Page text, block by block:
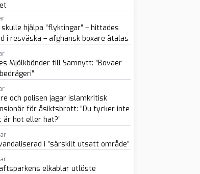
skulle hjälpa ”flyktingar” – hittades
i resväska – afghansk boxare åtalas
Mjölkbönder till Samnytt: ”Bovaer
och polisen jagar islamkritisk
för åsiktsbrott: ”Du tycker inte
hot eller hat?”
i ”särskilt utsatt område”
elkablar utlöste